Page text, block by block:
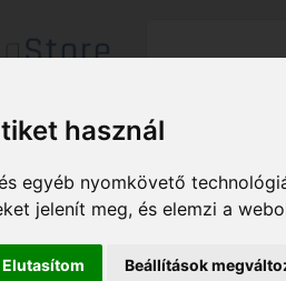
használ
egyéb nyomkövető
jelenít meg, és elemzi a
Elutasítom Beállítások
Kapcsolat
EGÉSZSÉGVÉDELEM